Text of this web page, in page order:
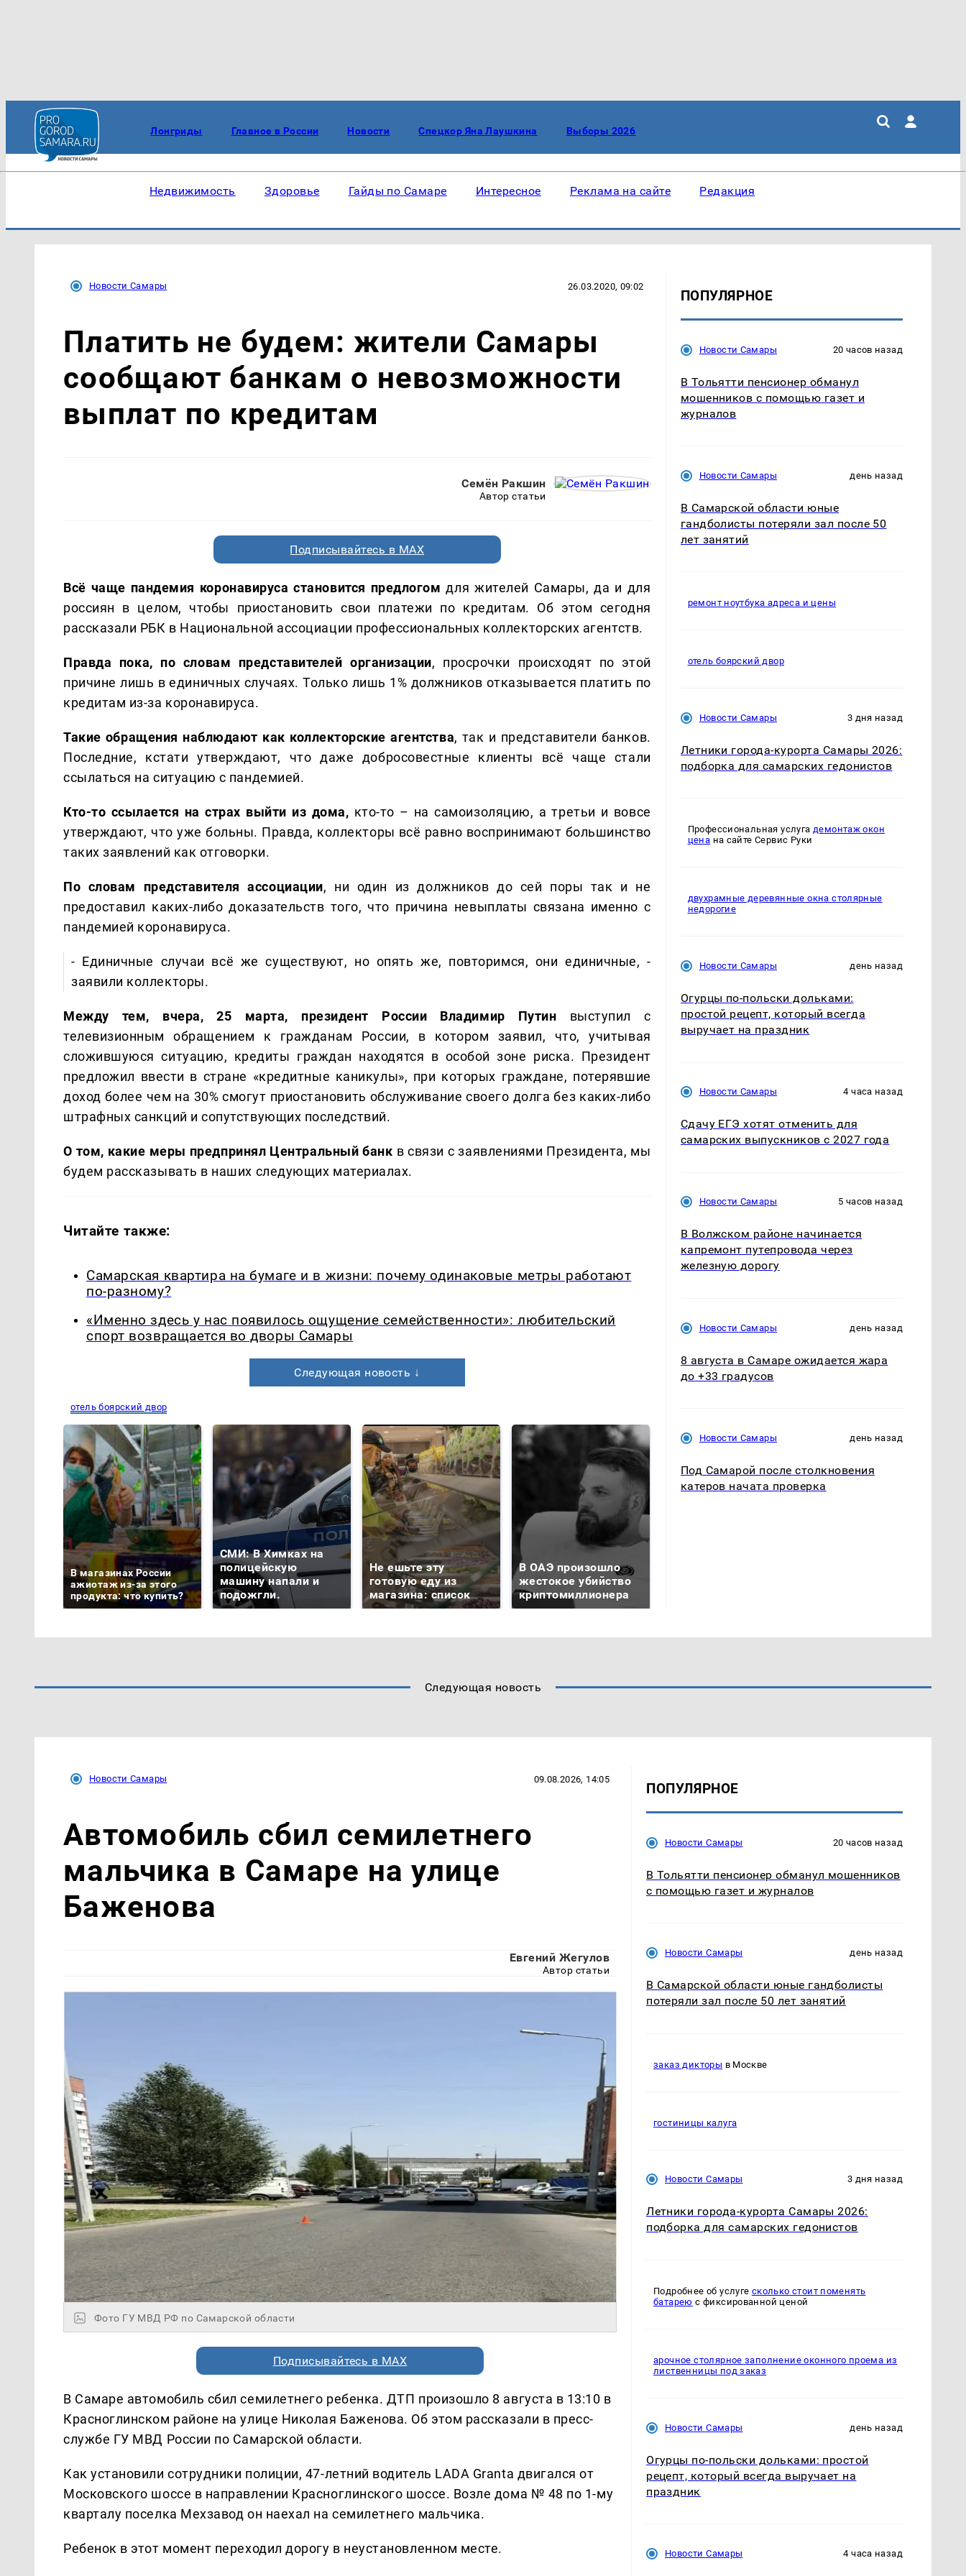
Лонгриды Главное в России Новости Спецкор Яна Лаушкина Выборы 2026
Недвижимость Здоровье Гайды по Самаре Интересное Реклама на сайте Редакция
Новости Самары 26.03.2020, 09:02
Платить не будем: жители Самары
сообщают банкам о невозможности
выплат по кредитам
Семён Ракшин
Автор статьи
Подписывайтесь в MAX
Всё чаще пандемия коронавируса становится предлогом для жителей Самары, да и для
россиян в целом, чтобы приостановить свои платежи по кредитам. Об этом сегодня
рассказали РБК в Национальной ассоциации профессиональных коллекторских агентств.
Правда пока, по словам представителей организации, просрочки происходят по этой
причине лишь в единичных случаях. Только лишь 1% должников отказывается платить по
кредитам из-за коронавируса.
Такие обращения наблюдают как коллекторские агентства, так и представители банков.
Последние, кстати утверждают, что даже добросовестные клиенты всё чаще стали
ссылаться на ситуацию с пандемией.
Кто-то ссылается на страх выйти из дома, кто-то – на самоизоляцию, а третьи и вовсе
утверждают, что уже больны. Правда, коллекторы всё равно воспринимают большинство
таких заявлений как отговорки.
По словам представителя ассоциации, ни один из должников до сей поры так и не
предоставил каких-либо доказательств того, что причина невыплаты связана именно с
пандемией коронавируса.
- Единичные случаи всё же существуют, но опять же, повторимся, они единичные, -
заявили коллекторы.
Между тем, вчера, 25 марта, президент России Владимир Путин выступил с
телевизионным обращением к гражданам России, в котором заявил, что, учитывая
сложившуюся ситуацию, кредиты граждан находятся в особой зоне риска. Президент
предложил ввести в стране «кредитные каникулы», при которых граждане, потерявшие
доход более чем на 30% смогут приостановить обслуживание своего долга без каких-либо
штрафных санкций и сопутствующих последствий.
О том, какие меры предпринял Центральный банк в связи с заявлениями Президента, мы
будем рассказывать в наших следующих материалах.
Читайте также:
Самарская квартира на бумаге и в жизни: почему одинаковые метры работают
по-разному?
«Именно здесь у нас появилось ощущение семейственности»: любительский
спорт возвращается во дворы Самары
Следующая новость ↓
отель боярский двор
В магазинах России
ажиотаж из-за этого
продукта: что купить?
СМИ: В Химках на
полицейскую
машину напали и
подожгли.
Не ешьте эту
готовую еду из
магазина: список
В ОАЭ произошло
жестокое убийство
криптомиллионера
ПОПУЛЯРНОЕ
Новости Самары 20 часов назад
В Тольятти пенсионер обманул
мошенников с помощью газет и
журналов
Новости Самары день назад
В Самарской области юные
гандболисты потеряли зал после 50
лет занятий
ремонт ноутбука адреса и цены
отель боярский двор
Новости Самары 3 дня назад
Летники города-курорта Самары 2026:
подборка для самарских гедонистов
Профессиональная услуга демонтаж окон
цена на сайте Сервис Руки
двухрамные деревянные окна столярные
недорогие
Новости Самары день назад
Огурцы по‑польски дольками:
простой рецепт, который всегда
выручает на праздник
Новости Самары 4 часа назад
Сдачу ЕГЭ хотят отменить для
самарских выпускников с 2027 года
Новости Самары 5 часов назад
В Волжском районе начинается
капремонт путепровода через
железную дорогу
Новости Самары день назад
8 августа в Самаре ожидается жара
до +33 градусов
Новости Самары день назад
Под Самарой после столкновения
катеров начата проверка
Следующая новость
Новости Самары 09.08.2026, 14:05
Автомобиль сбил семилетнего
мальчика в Самаре на улице
Баженова
Евгений Жегулов
Автор статьи
Фото ГУ МВД РФ по Самарской области
Подписывайтесь в MAX
В Самаре автомобиль сбил семилетнего ребенка. ДТП произошло 8 августа в 13:10 в
Красноглинском районе на улице Николая Баженова. Об этом рассказали в пресс-
службе ГУ МВД России по Самарской области.
Как установили сотрудники полиции, 47-летний водитель LADA Granta двигался от
Московского шоссе в направлении Красноглинского шоссе. Возле дома № 48 по 1-му
кварталу поселка Мехзавод он наехал на семилетнего мальчика.
Ребенок в этот момент переходил дорогу в неустановленном месте.
ПОПУЛЯРНОЕ
Новости Самары 20 часов назад
В Тольятти пенсионер обманул мошенников
с помощью газет и журналов
Новости Самары день назад
В Самарской области юные гандболисты
потеряли зал после 50 лет занятий
заказ дикторы в Москве
гостиницы калуга
Новости Самары 3 дня назад
Летники города-курорта Самары 2026:
подборка для самарских гедонистов
Подробнее об услуге сколько стоит поменять
батарею с фиксированной ценой
арочное столярное заполнение оконного проема из
лиственницы под заказ
Новости Самары день назад
Огурцы по‑польски дольками: простой
рецепт, который всегда выручает на
праздник
Новости Самары 4 часа назад